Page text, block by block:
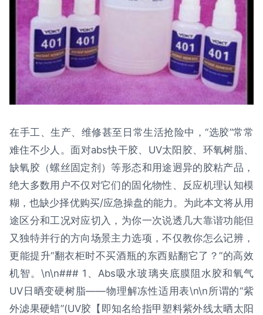
在手工、生产、维修甚至日常生活抢险中，“选胶”常常
难住不少人。面对abs快干胶、UV太阳胶、环氧树脂、
缺氧胶（螺丝固定剂）等形态和用途迥异的胶粘产品，
绝大多数用户不仅对它们的固化物性、反应机理认知模
糊，也缺少择优购买/应急操盘的能力。为此本文将从用
途区分和工况对应切入，为你一次说透几大靠谐功能但
又独特并行的方向场景主力选项，不仅教你怎么记辨，
更能提升“翻衣柜时不买酒瓶的东西贴翻它了？”的高效
机智。\n\n### 1、Abs吸水玻璃夹底膜阻水胶和氧气
UV日晒变硬树脂——物理解冻性适用表\n\n所谓的“紫
外滤果硬蜡”(UV胶【即知名给指甲塑料紫外线太晒太阳